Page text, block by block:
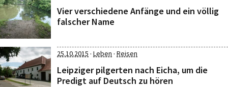
Vier verschiedene Anfänge und ein völlig
falscher Name
25.10.2015 · Leben · Reisen
Leipziger pilgerten nach Eicha, um die
Predigt auf Deutsch zu hören